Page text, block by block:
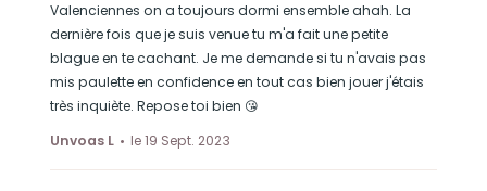
Valenciennes on a toujours dormi ensemble ahah. La
dernière fois que je suis venue tu m'a fait une petite
blague en te cachant. Je me demande si tu n'avais pas
mis paulette en confidence en tout cas bien jouer j'étais
très inquiète. Repose toi bien 😘
Unvoas L
le 19 Sept. 2023